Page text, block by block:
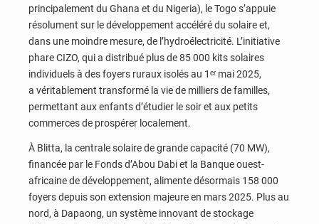
principalement du Ghana et du Nigeria), le Togo s’appuie
résolument sur le développement accéléré du solaire et,
dans une moindre mesure, de l’hydroélectricité. L’initiative
phare CIZO, qui a distribué plus de 85 000 kits solaires
individuels à des foyers ruraux isolés au 1ᵉʳ mai 2025,
a véritablement transformé la vie de milliers de familles,
permettant aux enfants d’étudier le soir et aux petits
commerces de prospérer localement.
À Blitta, la centrale solaire de grande capacité (70 MW),
financée par le Fonds d’Abou Dabi et la Banque ouest-
africaine de développement, alimente désormais 158 000
foyers depuis son extension majeure en mars 2025. Plus au
nord, à Dapaong, un système innovant de stockage